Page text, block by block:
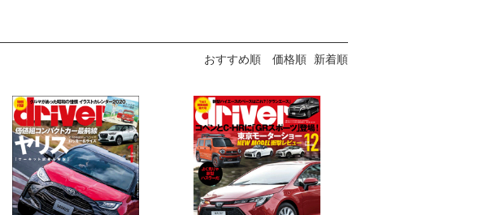
おすすめ順 価格順 新着順